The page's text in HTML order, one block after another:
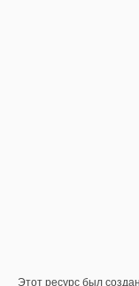
Этот ресурс был